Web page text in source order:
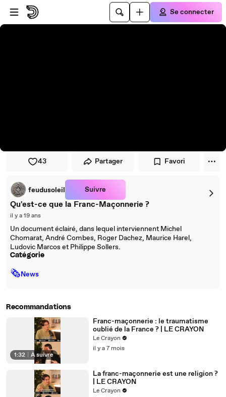
Passer au player
Passer au contenu principal
Se connecter
43 Partager Favori
feudusoleil Suivre
Qu'est-ce que la Franc-Maçonnerie ?
il y a 19 ans
Un document éclairé, dans lequel interviennent Michel
Chomarat, André Combes, Roger Dachez, Maurice Harel,
Ludovic Marcos et Philippe Sollers.
Catégorie
🗞News
Recommandations
1:32 À suivre
Franc-maçonnerie : le traumatisme
oublié de la France ? | LE CRAYON
Le Crayon
il y a 7 mois
La franc-maçonnerie est une religion ?
| LE CRAYON
Le Crayon